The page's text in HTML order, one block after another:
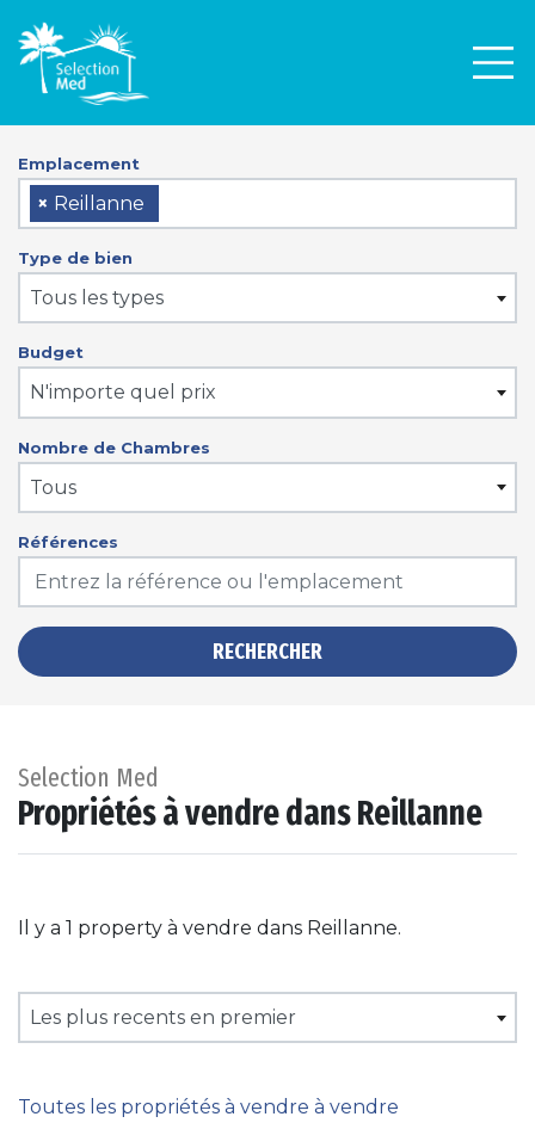
Emplacement
× Reillanne
Type de bien
Tous les types
Budget
N'importe quel prix
Nombre de Chambres
Tous
Références
RECHERCHER
Selection Med
Propriétés à vendre dans Reillanne
Il y a 1 property à vendre dans Reillanne.
Les plus recents en premier
Toutes les propriétés à vendre à vendre